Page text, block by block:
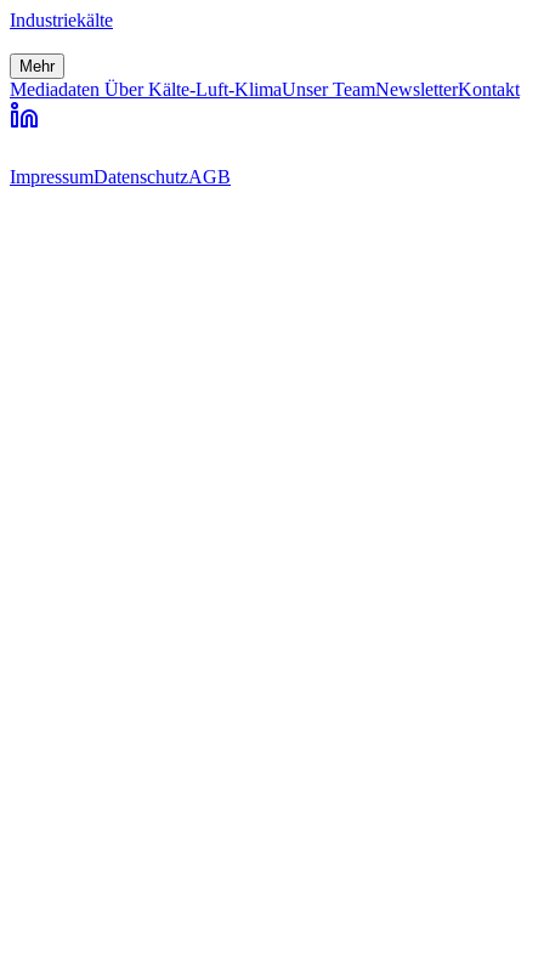
Industriekälte
Mehr
Mediadaten Über Kälte-Luft-KlimaUnser TeamNewsletterKontakt
ImpressumDatenschutzAGB